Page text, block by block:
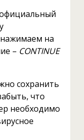
на
– CONTINUE
сохранить
что
необходимо